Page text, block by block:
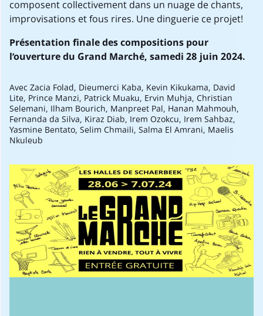
composent collectivement dans un nuage de chants,
improvisations et fous rires. Une dinguerie ce projet!
Présentation finale des compositions pour
l’ouverture du Grand Marché, samedi 28 juin 2024.
Avec Zacia Folad, Dieumerci Kaba, Kevin Kikukama, David
Lite, Prince Manzi, Patrick Muaku, Ervin Muhja, Christian
Selemani, Ilham Bourich, Manpreet Pal, Hanan Mahmouh,
Fernanda da Silva, Kiraz Diab, Irem Ozokcu, Irem Sahbaz,
Yasmine Bentato, Selim Chmaili, Salma El Amrani, Maelis
Nkuleub